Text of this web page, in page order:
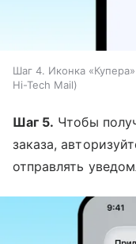
Шаг 4. Иконка
Hi-Tech Mail
Шаг 5. Чтобы
заказа,
отправлять